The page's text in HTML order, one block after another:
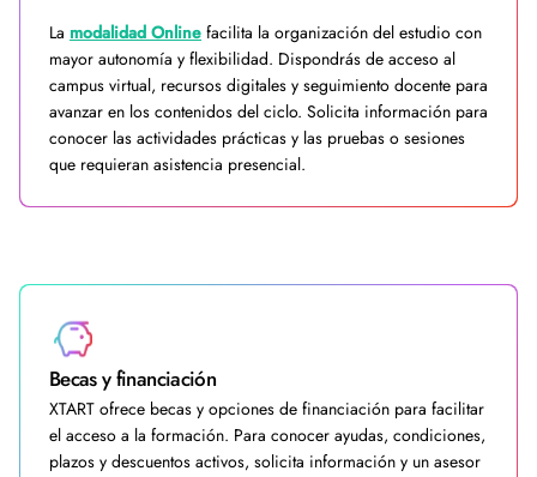
La modalidad Online facilita la organización del estudio con
mayor autonomía y flexibilidad. Dispondrás de acceso al
campus virtual, recursos digitales y seguimiento docente para
avanzar en los contenidos del ciclo. Solicita información para
conocer las actividades prácticas y las pruebas o sesiones
que requieran asistencia presencial.
Becas y financiación
XTART ofrece becas y opciones de financiación para facilitar
el acceso a la formación. Para conocer ayudas, condiciones,
plazos y descuentos activos, solicita información y un asesor